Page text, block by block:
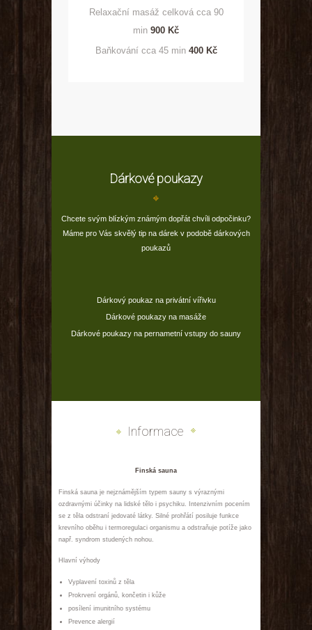
Relaxační masáž celková cca 90
min 900 Kč
Baňkování cca 45 min 400 Kč
Dárkové poukazy
Chcete svým blízkým známým dopřát chvíli odpočinku?
Máme pro Vás skvělý tip na dárek v podobě dárkových
poukazů
Dárkový poukaz na privátní vířivku
Dárkové poukazy na masáže
Dárkové poukazy na pernametní vstupy do sauny
Informace
Finská sauna
Finská sauna je nejznámějším typem sauny s výraznými
ozdravnými účinky na lidské tělo i psychiku. Intenzivním pocením
se z těla odstraní jedovaté látky. Silné prohřátí posiluje funkce
krevního oběhu i termoregulaci organismu a odstraňuje potíže jako
např. syndrom studených nohou.
Hlavní výhody
Vyplavení toxinů z těla
Prokrvení orgánů, končetin i kůže
posílení imunitního systému
Prevence alergií